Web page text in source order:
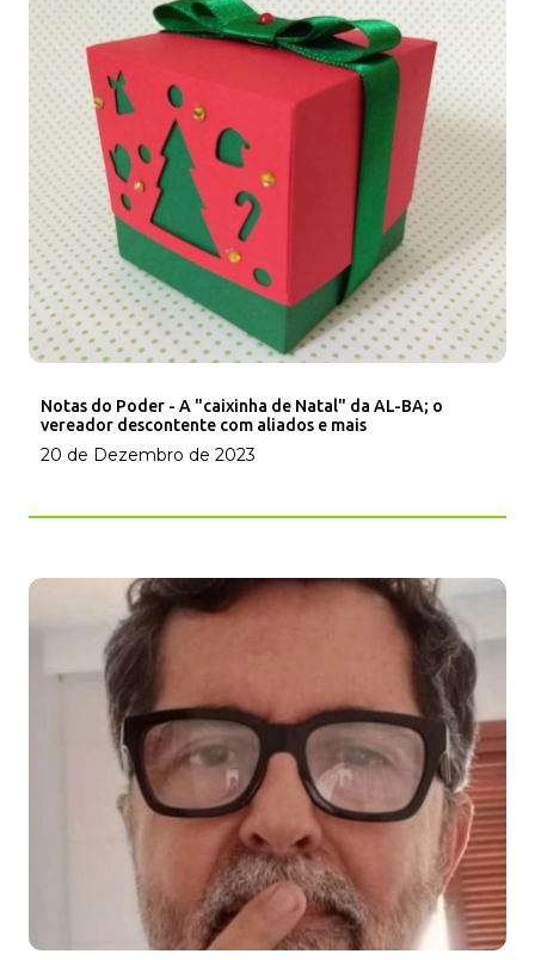
Notas do Poder - A "caixinha de Natal" da AL-BA; o
vereador descontente com aliados e mais
20 de Dezembro de 2023